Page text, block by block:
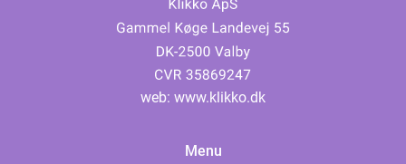
web: www.klikko.dk
Menu